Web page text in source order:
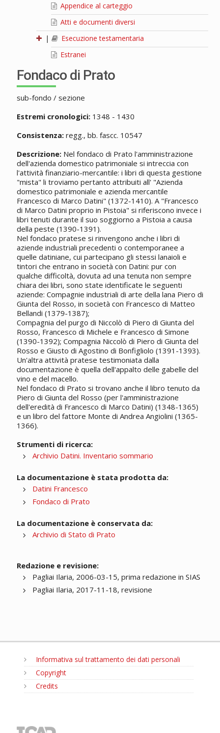
Appendice al carteggio
Atti e documenti diversi
|
Esecuzione testamentaria
Estranei
Fondaco di Prato
sub-fondo / sezione
Estremi cronologici:1348 - 1430
Consistenza:regg., bb. fascc. 10547
Descrizione:Nel fondaco di Prato l'amministrazione
dell'azienda domestico patrimoniale si intreccia con
l'attività finanziario-mercantile: i libri di questa gestione
"mista" li troviamo pertanto attribuiti all' "Azienda
domestico patrimoniale e azienda mercantile
Francesco di Marco Datini" (1372-1410). A "Francesco
di Marco Datini proprio in Pistoia" si riferiscono invece i
libri tenuti durante il suo soggiorno a Pistoia a causa
della peste (1390-1391).
Nel fondaco pratese si rinvengono anche i libri di
aziende industriali precedenti o contemporanee a
quelle datiniane, cui partecipano gli stessi lanaioli e
tintori che entrano in società con Datini: pur con
qualche difficoltà, dovuta ad una tenuta non sempre
chiara dei libri, sono state identificate le seguenti
aziende: Compagnie industriali di arte della lana Piero di
Giunta del Rosso, in società con Francesco di Matteo
Bellandi (1379-1387);
Compagnia del purgo di Niccolò di Piero di Giunta del
Rosso, Francesco di Michele e Francesco di Simone
(1390-1392); Compagnia Niccolò di Piero di Giunta del
Rosso e Giusto di Agostino di Bonfigliolo (1391-1393).
Un'altra attività pratese testimoniata dalla
documentazione è quella dell'appalto delle gabelle del
vino e del macello.
Nel fondaco di Prato si trovano anche il libro tenuto da
Piero di Giunta del Rosso (per l'amministrazione
dell'eredità di Francesco di Marco Datini) (1348-1365)
e un libro del fattore Monte di Andrea Angiolini (1365-
1366).
Strumenti di ricerca:
Archivio Datini. Inventario sommario
La documentazione è stata prodotta da:
Datini Francesco
Fondaco di Prato
La documentazione è conservata da:
Archivio di Stato di Prato
Redazione e revisione:
Pagliai Ilaria, 2006-03-15, prima redazione in SIAS
Pagliai Ilaria, 2017-11-18, revisione
Informativa sul trattamento dei dati personali
Copyright
Credits